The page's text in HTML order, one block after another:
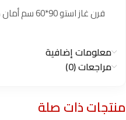
فرن غاز استو 90*60 سم أمان كامل – تركي
معلومات إضافية
مراجعات (0)
منتجات ذات صلة